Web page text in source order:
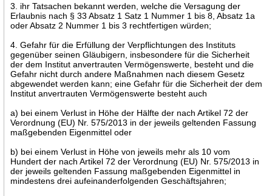
3. ihr Tatsachen bekannt werden, welche die Versagung der
Erlaubnis nach § 33 Absatz 1 Satz 1 Nummer 1 bis 8, Absatz 1a
oder Absatz 2 Nummer 1 bis 3 rechtfertigen würden;
4. Gefahr für die Erfüllung der Verpflichtungen des Instituts
gegenüber seinen Gläubigern, insbesondere für die Sicherheit
der dem Institut anvertrauten Vermögenswerte, besteht und die
Gefahr nicht durch andere Maßnahmen nach diesem Gesetz
abgewendet werden kann; eine Gefahr für die Sicherheit der dem
Institut anvertrauten Vermögenswerte besteht auch
a) bei einem Verlust in Höhe der Hälfte der nach Artikel 72 der
Verordnung (EU) Nr. 575/2013 in der jeweils geltenden Fassung
maßgebenden Eigenmittel oder
b) bei einem Verlust in Höhe von jeweils mehr als 10 vom
Hundert der nach Artikel 72 der Verordnung (EU) Nr. 575/2013 in
der jeweils geltenden Fassung maßgebenden Eigenmittel in
mindestens drei aufeinanderfolgenden Geschäftsjahren;